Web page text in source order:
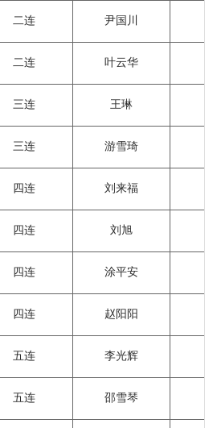
二连 尹国川
二连 叶云华
三连 王琳
三连 游雪琦
四连 刘来福
四连 刘旭
四连 涂平安
四连 赵阳阳
五连 李光辉
五连 邵雪琴